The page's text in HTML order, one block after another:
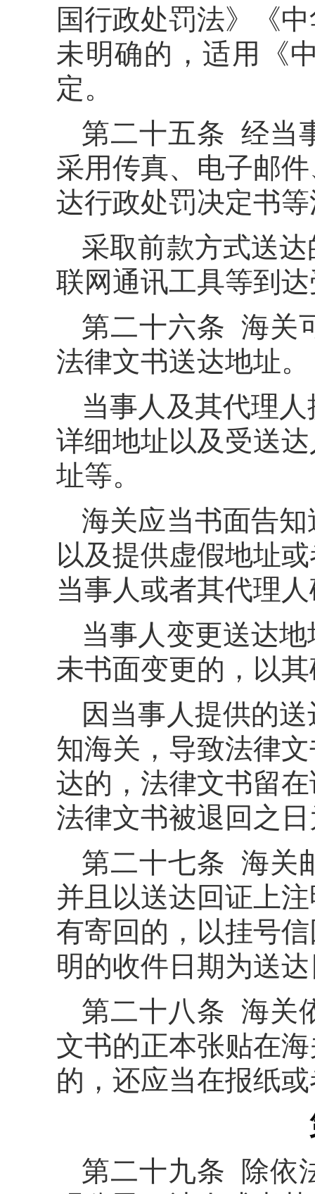
国行政处罚法》《
未明确的，适用《
定。
第二十五条 经当
采用传真、电子邮
达行政处罚决定书
采取前款方式送
联网通讯工具等到
第二十六条 海关
法律文书送达地址。
当事人及其代理
详细地址以及受送
址等。
海关应当书面告
以及提供虚假地址
当事人或者其代理
当事人变更送达
未书面变更的，以
因当事人提供的
知海关，导致法律
达的，法律文书留
法律文书被退回之
第二十七条 海关
并且以送达回证上
有寄回的，以挂号
明的收件日期为送
第二十八条 海关
文书的正本张贴在
的，还应当在报纸
第二十九条 除依